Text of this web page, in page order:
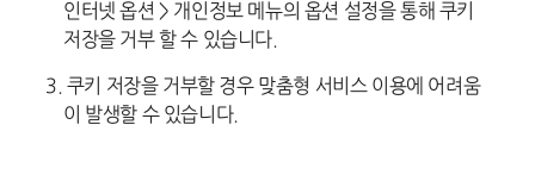
인터넷 옵션 > 개인정보 메뉴의 옵션 설정을 통해 쿠키
저장을 거부 할 수 있습니다.
3. 쿠키 저장을 거부할 경우 맞춤형 서비스 이용에 어려움
이 발생할 수 있습니다.